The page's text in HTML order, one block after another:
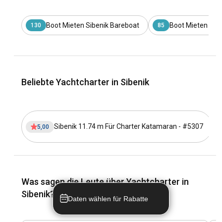
Städten. Für eine luxuriösere Reise bietet das Chartern einer
Yacht von Split oder Dubrovnik nach Šibenik
unvergleichliche Ausblicke auf die Adriaküste.
Kornaten und machen Sie Halt, um unberührte
Naturschönheiten und ruhige Strände zu erkunden. Fahren
Sie weiter zur bezaubernden Insel Zlarin, die für ihre
Korallentradition bekannt ist, bevor Sie zur historischen Insel
Wann ist die beste Zeit, um eine Yacht in Šibenik zu
chartern?
Der perfekte Zeitpunkt für einen Bootsverleih in Šibenik ist
130 Boot Mieten Sibenik Bareboat 85 Boot Mieten
Beliebte Yachtcharter in Sibenik
5,00 Sibenik 11.74 m Für Charter Katamaran - #5307
Was sagen die Leute über Yachtcharter in
Sibenik?
Daten wählen für Rabatte